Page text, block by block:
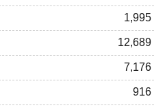
1,995
12,689
7,176
916